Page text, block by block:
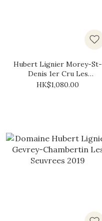
Hubert Lignier Morey-St-
Denis 1er Cru Les
Chenevery 2011
HK$1,080.00